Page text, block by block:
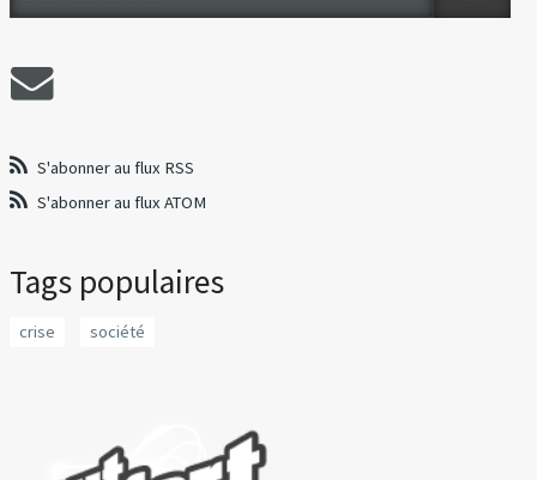
S'abonner au flux RSS
S'abonner au flux ATOM
Tags populaires
crise société